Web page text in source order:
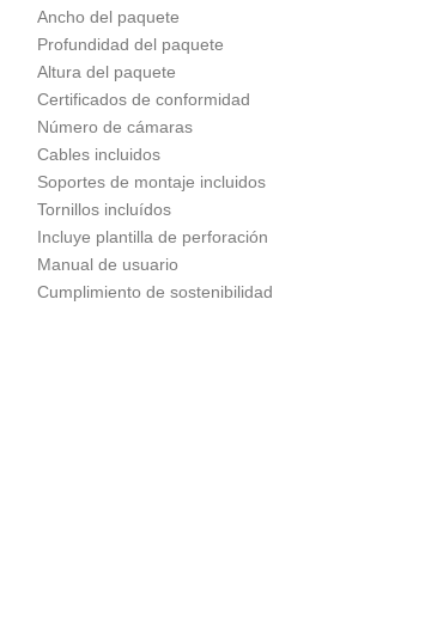
Ancho del paquete
Profundidad del paquete
Altura del paquete
Certificados de conformidad
Número de cámaras
Cables incluidos
Soportes de montaje incluidos
Tornillos incluídos
Incluye plantilla de perforación
Manual de usuario
Cumplimiento de sostenibilidad